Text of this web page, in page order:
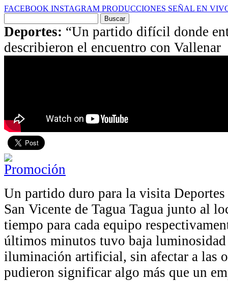
FACEBOOK INSTAGRAM PRODUCCIONES SEÑAL EN
por:
Deportes: “Un partido difícil donde
describieron el encuentro con Vallenar
Un partido duro para la visita
San Vicente de Tagua Tagua junto al
tiempo para cada equipo
últimos minutos tuvo baja
iluminación artificial, sin afectar a las
pudieron significar algo más que un